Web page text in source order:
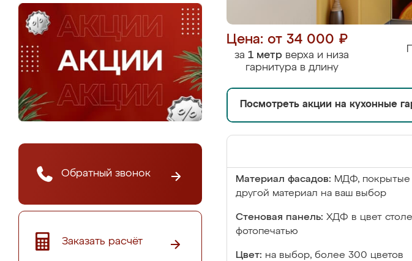
Обратный звонок
Заказать расчёт
Цена: от 34 000 ₽
за 1 метр верха и низа
гарнитура в длину
Посмотреть акции на кухонные
Материал фасадов: МДФ, покрытые
другой материал на ваш выбор
Стеновая панель: ХДФ в цвет
фотопечатью
Цвет: на выбор, более 300 цветов